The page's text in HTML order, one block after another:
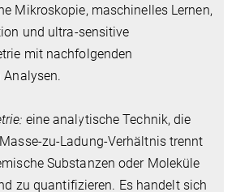
Mikroskopie, maschinelles Lernen,
und ultra-sensitive
mit nachfolgenden
eine analytische Technik, die
zu-Ladung-Verhältnis trennt
Substanzen oder Moleküle
zu quantifizieren. Es handelt sich